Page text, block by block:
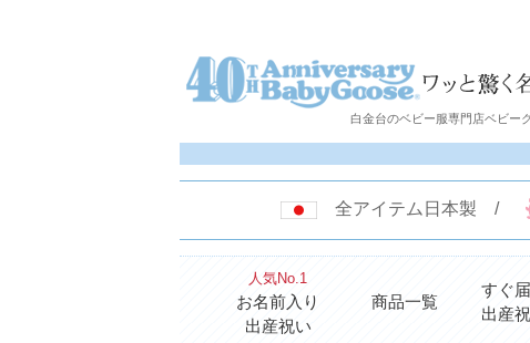
白金台のベビー服専門店ベビー
全アイテム日本製 /
人気No.1
お名前入り
出産祝い
商品一覧
すぐ届
出産